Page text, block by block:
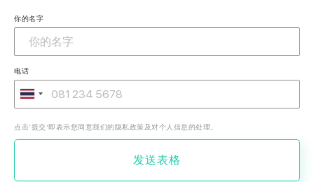
你的名字
电话
点击‘提交’即表示您同意我们的隐私政策及对个人信息的处理。
发送表格